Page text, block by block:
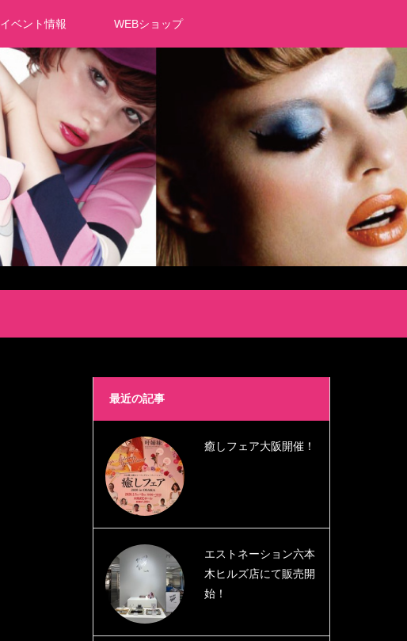
イベント情報 WEBショップ
最近の記事
癒しフェア大阪開催！
エストネーション六本
木ヒルズ店にて販売開
始！